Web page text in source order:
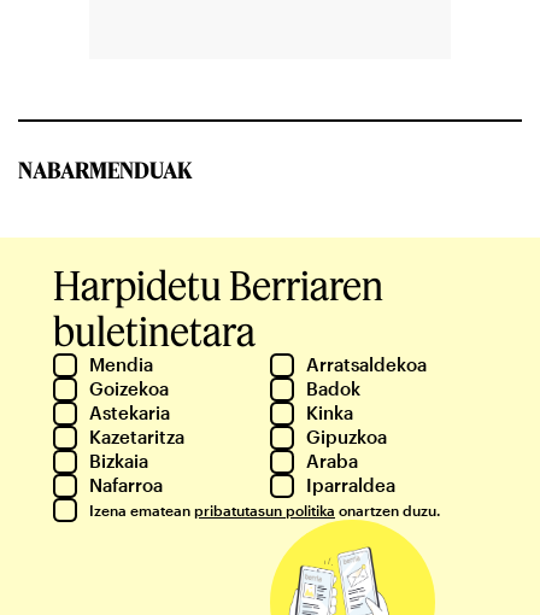
NABARMENDUAK
Harpidetu Berriaren
buletinetara
Mendia
Arratsaldekoa
Goizekoa
Badok
Astekaria
Kinka
Kazetaritza
Gipuzkoa
Bizkaia
Araba
Nafarroa
Iparraldea
Izena ematean pribatutasun politika onartzen duzu.